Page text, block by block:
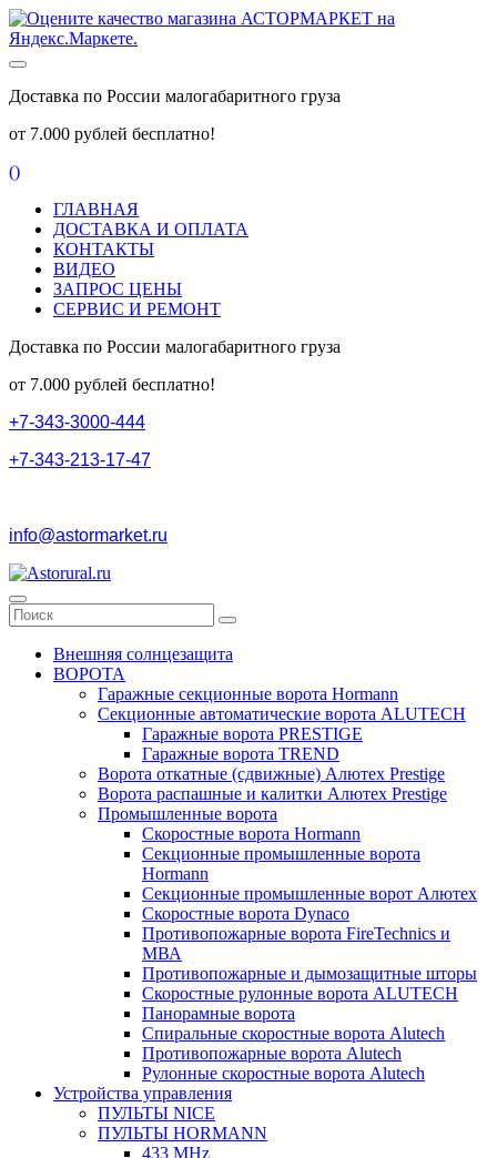
Доставка по России малогабаритного груза
от 7.000 рублей бесплатно!
()
ГЛАВНАЯ
ДОСТАВКА И ОПЛАТА
КОНТАКТЫ
ВИДЕО
ЗАПРОС ЦЕНЫ
СЕРВИС И РЕМОНТ
Доставка по России малогабаритного груза
от 7.000 рублей бесплатно!
+7-343-3000-444
+7-343-213-17-47
info@astormarket.ru
Внешняя солнцезащита
ВОРОТА
Гаражные секционные ворота Hormann
Секционные автоматические ворота ALUTECH
Гаражные ворота PRESTIGE
Гаражные ворота TREND
Ворота откатные (сдвижные) Алютех Prestige
Ворота распашные и калитки Алютех Prestige
Промышленные ворота
Скоростные ворота Hormann
Секционные промышленные ворота
Hormann
Секционные промышленные ворот Алютех
Скоростные ворота Dynaco
Противопожарные ворота FireTechnics и
МВА
Противопожарные и дымозащитные шторы
Скоростные рулонные ворота ALUTECH
Панорамные ворота
Спиральные скоростные ворота Alutech
Противопожарные ворота Alutech
Рулонные скоростные ворота Alutech
Устройства управления
ПУЛЬТЫ NICE
ПУЛЬТЫ HORMANN
433 MHz